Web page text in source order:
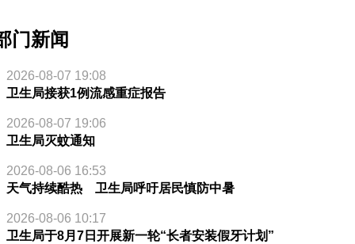
门新闻
2026-08-07 19:08
卫生局接获1例流感重症报告
2026-08-07 19:06
卫生局灭蚊通知
2026-08-06 16:53
天气持续酷热 卫生局呼吁居民慎防中暑
2026-08-06 10:17
卫生局于8月7日开展新一轮“长者安装假牙计划”